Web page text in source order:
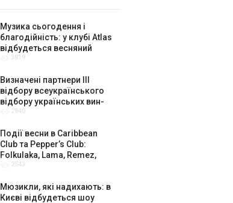
Музика сьогодення і
благодійність: у клубі Atlas
відбудеться весняний
«ГОМІН»
3819
Визначені партнери ІІІ
відбору всеукраїнського
відбору українських вин-
амбасадорів
2840
Події весни в Caribbean
Club та Pepper’s Club:
Folkulaka, Lama, Remez,
вар’єте «Рояль» і триб’ют-
2543
Мюзикли, які надихають: в
Києві відбудеться шоу